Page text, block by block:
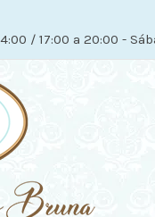
/ 17:00 a 20:00 -